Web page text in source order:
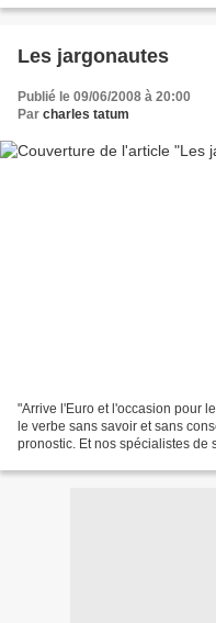
Les jargonautes
Publié le 09/06/2008 à 20:00
Par charles tatum
"Arrive l'Euro et l'occasion pour
le verbe sans savoir et sans
pronostic. Et nos spécialistes de